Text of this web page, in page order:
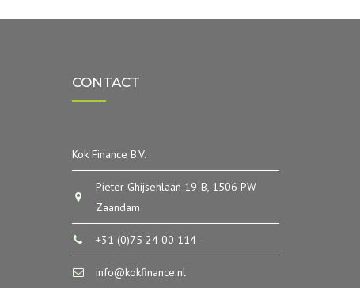
CONTACT
Kok Finance B.V.
Pieter Ghijsenlaan 19-B, 1506 PW
Zaandam
+31 (0)75 24 00 114
info@kokfinance.nl